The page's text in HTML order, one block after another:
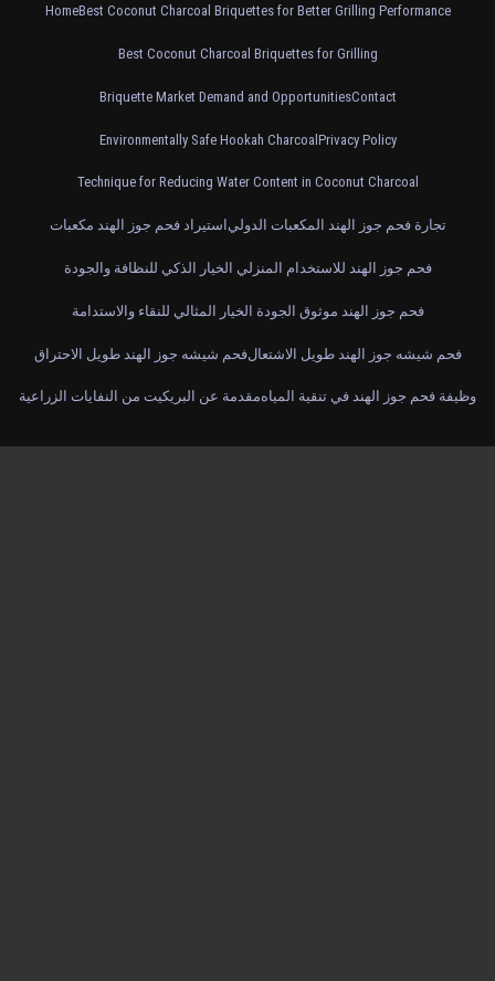
HomeBest Coconut Charcoal Briquettes for Better Grilling Performance
Best Coconut Charcoal Briquettes for Grilling
Briquette Market Demand and OpportunitiesContact
Environmentally Safe Hookah CharcoalPrivacy Policy
Technique for Reducing Water Content in Coconut Charcoal
استيراد فحم جوز الهند مكعبات تجارة فحم جوز الهند المكعبات الدولي
فحم جوز الهند للاستخدام المنزلي الخيار الذكي للنظافة والجودة
فحم جوز الهند موثوق الجودة الخيار المثالي للنقاء والاستدامة
فحم شيشه جوز الهند طويل الاحتراقفحم شيشه جوز الهند طويل الاشتعال
مقدمة عن البريكيت من النفايات الزراعيةوظيفة فحم جوز الهند في تنقية المياه